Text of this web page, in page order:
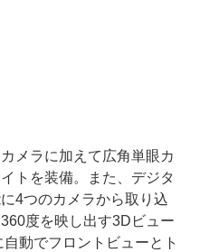
メラに加えて広角単眼カ
トを装備。また、デジタ
4つのカメラから取り込
度を映し出す3Dビュー
動でフロントビューとト